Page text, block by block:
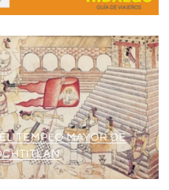
TEMPLO MAYOR DE